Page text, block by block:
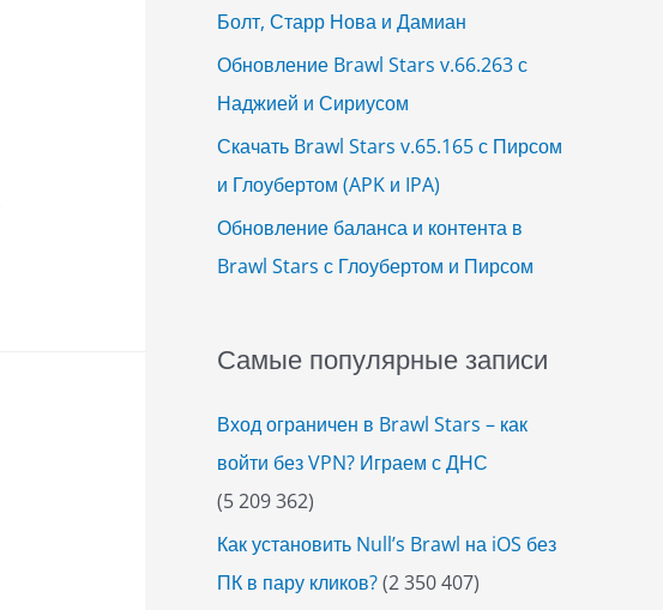
:Болт, Старр Нова и Дамиан
Обновление Brawl Stars v.66.263 с
Наджией и Сириусом
Скачать Brawl Stars v.65.165 с Пирсом
и Глоубертом (APK и IPA)
Обновление баланса и контента в
Brawl Stars с Глоубертом и Пирсом
Самые популярные записи
Вход ограничен в Brawl Stars – как
войти без VPN? Играем с ДНС
(5 209 362)
Как установить Null’s Brawl на iOS без
ПК в пару кликов?(2 350 407)